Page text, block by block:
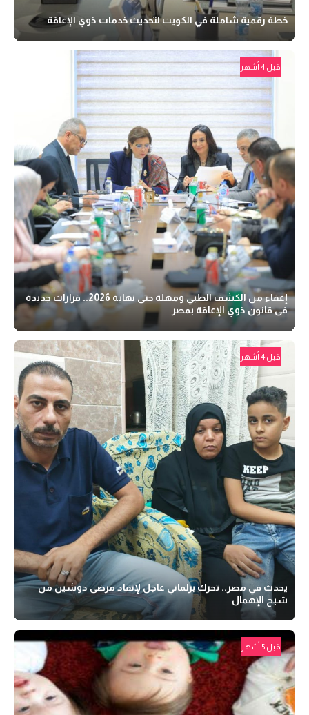
خطة رقمية شاملة في الكويت لتحديث خدمات ذوي الإعاقة
قبل 4 أشهر
إعفاء من الكشف الطبي ومهلة حتى نهاية 2026.. قرارات جديدة
فى قانون ذوي الإعاقة بمصر
قبل 4 أشهر
يحدث في مصر.. تحرك برلماني عاجل لإنقاذ مرضى دوشين من
شبح الإهمال
قبل 5 أشهر